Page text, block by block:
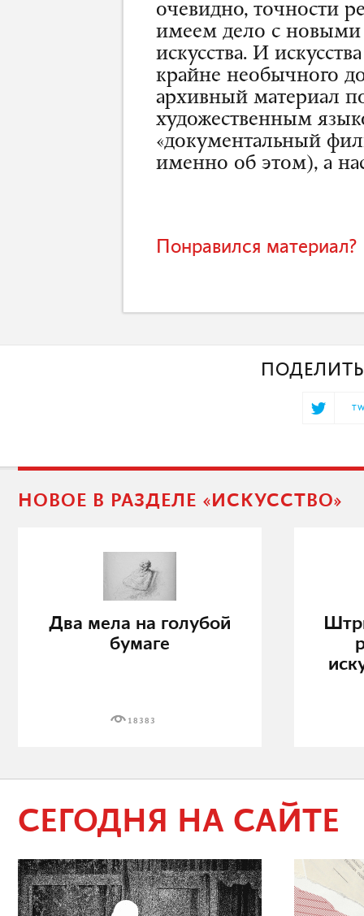
очевидно, точности
имеем дело с новыми
искусства. И
крайне необычного
архивный материал
художественным
«документальный
именно об этом), а
Понравился
НОВОЕ В РАЗДЕЛЕ «ИСКУССТВО»
Два мела на голубой
бумаге
18383
СЕГОДНЯ НА САЙТЕ